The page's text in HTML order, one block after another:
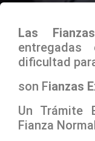
Las
dificultad
son Fianzas E
Un Trámite
Fianza